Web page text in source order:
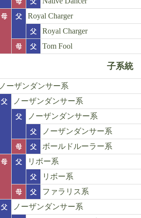
母 父 Royal Charger
父 Royal Charger
母 父 Tom Fool
子系統
ノーザンダンサー系
父 ノーザンダンサー系
父 ノーザンダンサー系
父 ノーザンダンサー系
母 父 ボールドルーラー系
母 父 リボー系
父 リボー系
母 父 ファラリス系
父
ノーザンダンサー系